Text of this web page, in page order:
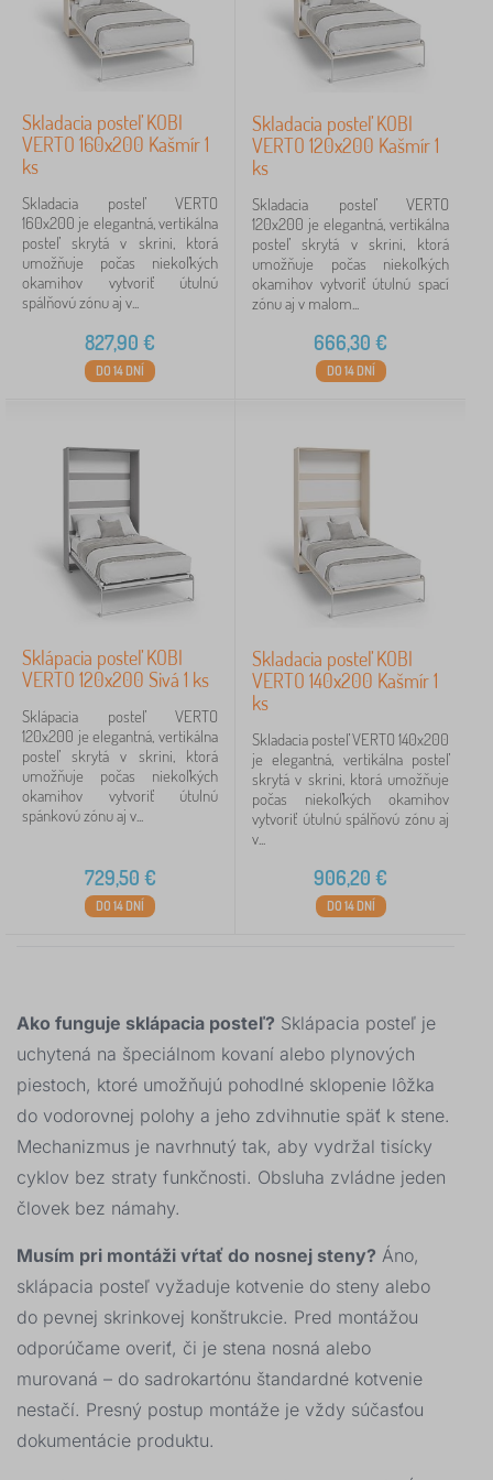
Skladacia posteľ KOBI
VERTO 160x200 Kašmír 1
ks
Skladacia posteľ VERTO
160x200 je elegantná, vertikálna
posteľ skrytá v skrini, ktorá
umožňuje počas niekoľkých
okamihov vytvoriť útulnú
spálňovú zónu aj v...
827,90 €
DO 14 DNÍ
Skladacia posteľ KOBI
VERTO 120x200 Kašmír 1
ks
Skladacia posteľ VERTO
120x200 je elegantná, vertikálna
posteľ skrytá v skrini, ktorá
umožňuje počas niekoľkých
okamihov vytvoriť útulnú spací
zónu aj v malom...
666,30 €
DO 14 DNÍ
Sklápacia posteľ KOBI
VERTO 120x200 Sivá 1 ks
Sklápacia posteľ VERTO
120x200 je elegantná, vertikálna
posteľ skrytá v skrini, ktorá
umožňuje počas niekoľkých
okamihov vytvoriť útulnú
spánkovú zónu aj v...
729,50 €
DO 14 DNÍ
Skladacia posteľ KOBI
VERTO 140x200 Kašmír 1
ks
Skladacia posteľ VERTO 140x200
je elegantná, vertikálna posteľ
skrytá v skrini, ktorá umožňuje
počas niekoľkých okamihov
vytvoriť útulnú spálňovú zónu aj
v...
906,20 €
DO 14 DNÍ
Ako funguje sklápacia posteľ? Sklápacia posteľ je
uchytená na špeciálnom kovaní alebo plynových
piestoch, ktoré umožňujú pohodlné sklopenie lôžka
do vodorovnej polohy a jeho zdvihnutie späť k stene.
Mechanizmus je navrhnutý tak, aby vydržal tisícky
cyklov bez straty funkčnosti. Obsluha zvládne jeden
človek bez námahy.
Musím pri montáži vŕtať do nosnej steny? Áno,
sklápacia posteľ vyžaduje kotvenie do steny alebo
do pevnej skrinkovej konštrukcie. Pred montážou
odporúčame overiť, či je stena nosná alebo
murovaná – do sadrokartónu štandardné kotvenie
nestačí. Presný postup montáže je vždy súčasťou
dokumentácie produktu.